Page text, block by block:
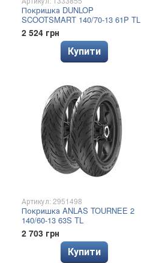
Покришка DUNLOP
SCOOTSMART 140/70-13 61P TL
2 524 грн
Купити
Артикул: 2951498
Покришка ANLAS TOURNEE 2
140/60-13 63S TL
2 703 грн
Купити